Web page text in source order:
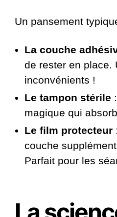
Un pansement
La couche
de rester en place.
inconvénients !
Le tampon stérile
magique qui
Le film protecteur
couche
Parfait pour les